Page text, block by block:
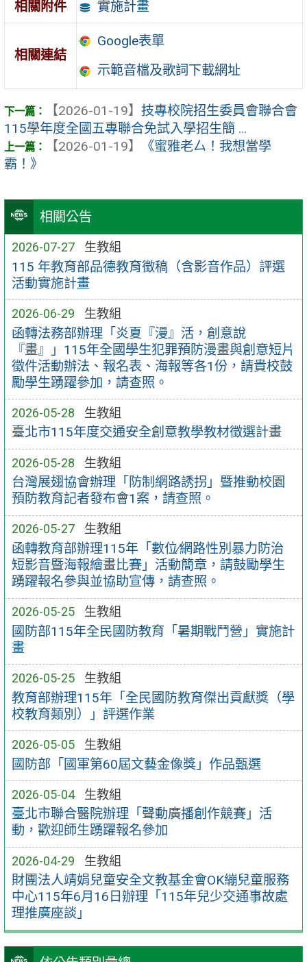
相關公告
2026-07-27 生教組
115 年教育部品德教育徵稿（含影音作品）評選
活動實施計畫
2026-06-29 生教組
函轉法務部辦理「炎夏『漫』活，創意說
『畫』」115年全國學生犯罪預防漫畫與創意短片
徵件活動辦法、報名表、海報等各1份，請貴校鼓
勵學生踴躍參加，請查照。
2026-05-28 生教組
臺北市115年度交通安全創意教學教材徵選計畫
2026-05-28 生教組
台灣展翅協會辦理「防制網路誘拐」暨推動校園
預防教育記者發布會1案，請查照。
2026-05-27 生教組
函轉教育部辦理115年「數位∕網路性別暴力防治
短影音暨海報繪畫比賽」活動簡章，請鼓勵學生
踴躍報名參與並協助宣傳，請查照。
2026-05-25 生教組
國防部115年全民國防教育「暑期戰鬥營」實施計
畫
2026-05-25 生教組
教育部辦理115年「全民國防教育傑出貢獻獎（學
校教育類別）」評選作業
2026-05-05 生教組
國防部「國軍第60屆文藝金像獎」作品甄選
2026-05-04 生教組
臺北市聯合醫院辦理「聲動廣播創作競賽」活
動，歡迎師生踴躍報名參加
2026-04-29 生教組
財團法人靖娟兒童安全文教基金會OK繃兒童服務
中心115年6月16日辦理「115年兒少交通事故處
理推廣座談」
相關附件 實施計畫
相關連結
Google表單
示範音檔及歌詞下載網址
【2026-01-19】 技專校院招生委員會聯合會
115學年度全國五專聯合免試入學招生簡 ...
【2026-01-19】
《蜜雅老厶！我想當學
霸！》